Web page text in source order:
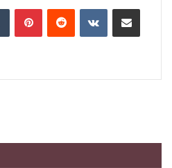
TumblrPinterestReddit VKontakteShare via Email